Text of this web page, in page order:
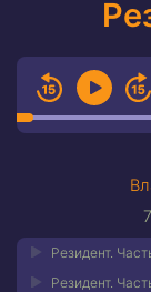
Резидент.
Резидент.